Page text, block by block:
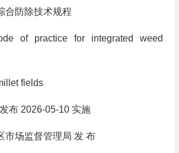
合防除技术规程
of practice for integrated weed
fields
布 2026-05-10 实施
市场监督管理局 发 布